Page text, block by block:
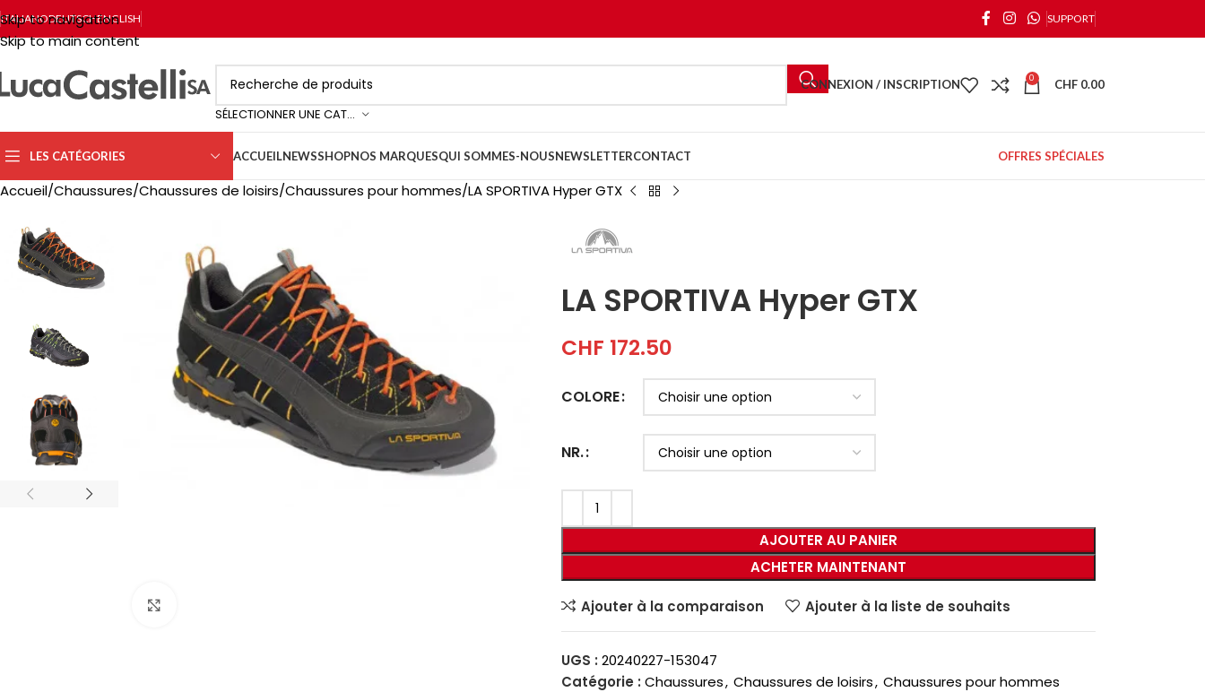
Skip to navigation
Skip to main content
ITALIANODEUTSCHENGLISH SUPPORT
SÉLECTIONNER UNE CATÉGORIE
CONNEXION / INSCRIPTION 0 CHF 0.00
LES CATÉGORIES ACCUEILNEWSSHOPNOS MARQUESQUI SOMMES-NOUSNEWSLETTERCONTACT OFFRES SPÉCIALES
Accueil Chaussures Chaussures de loisirs Chaussures pour hommes LA SPORTIVA Hyper GTX
LA SPORTIVA Hyper GTX
CHF 172.50
COLORE
NR.
AJOUTER AU PANIER
ACHETER MAINTENANT
Ajouter à la comparaison Ajouter à la liste de souhaits
UGS : 20240227-153047
Catégorie : Chaussures, Chaussures de loisirs, Chaussures pour hommes